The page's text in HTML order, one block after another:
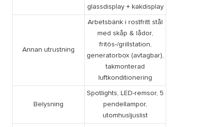
glassdisplay + kakdisplay
Annan utrustning
Arbetsbänk i rostfritt stål
med skåp & lådor,
fritös-/grillstation,
generatorbox (avtagbar),
takmonterad
luftkonditionering
Belysning
Spotlights, LED-remsor, 5
pendellampor,
utomhusljuslist